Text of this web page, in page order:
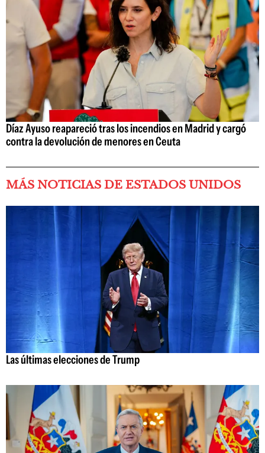
Díaz Ayuso reapareció tras los incendios en Madrid y cargó
contra la devolución de menores en Ceuta
MÁS NOTICIAS DE ESTADOS UNIDOS
Las últimas elecciones de Trump